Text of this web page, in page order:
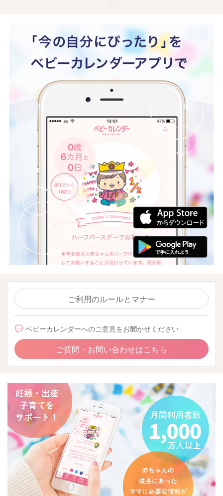
ご利用のルールとマナー
ベビーカレンダーへのご意見をお聞かせください
ご質問・お問い合わせはこちら